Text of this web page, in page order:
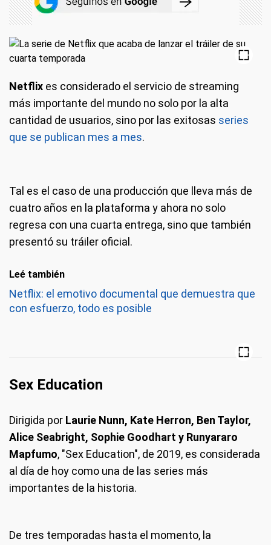
Netflix es considerado el servicio de streaming
más importante del mundo no solo por la alta
cantidad de usuarios, sino por las exitosas series
que se publican mes a mes.
Tal es el caso de una producción que lleva más de
cuatro años en la plataforma y ahora no solo
regresa con una cuarta entrega, sino que también
presentó su tráiler oficial.
Leé también
Netflix: el emotivo documental que demuestra que
con esfuerzo, todo es posible
Sex Education
Dirigida por Laurie Nunn, Kate Herron, Ben Taylor,
Alice Seabright, Sophie Goodhart y Runyararo
Mapfumo, "Sex Education", de 2019, es considerada
al día de hoy como una de las series más
importantes de la historia.
De tres temporadas hasta el momento, la